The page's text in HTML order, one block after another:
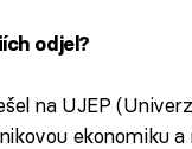
odjel?
na UJEP
ekonomiku